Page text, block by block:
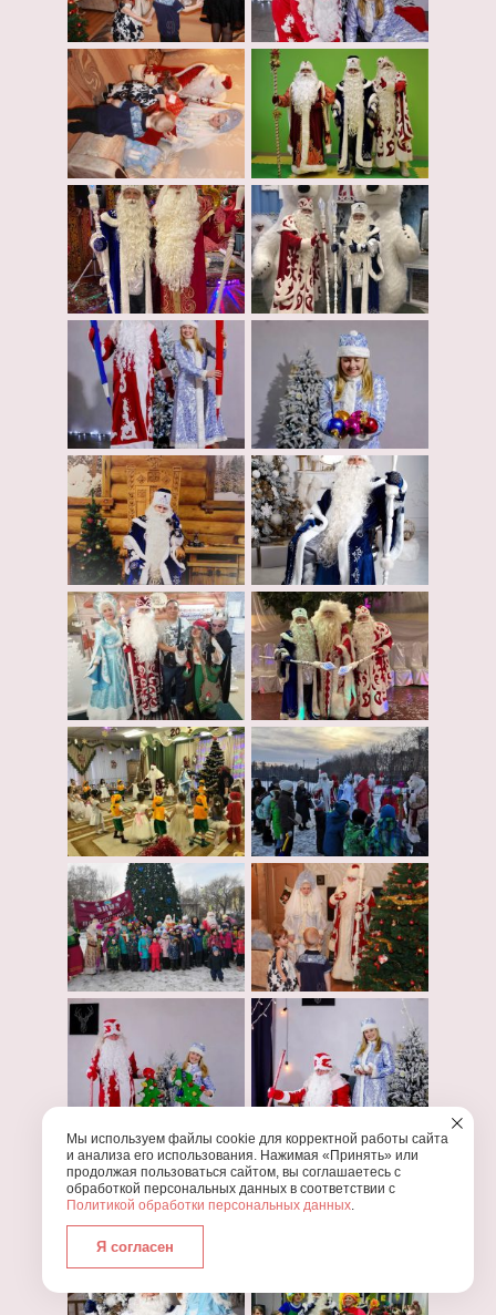
Мы используем файлы cookie для корректной работы сайта
и анализа его использования. Нажимая «Принять» или
продолжая пользоваться сайтом, вы соглашаетесь с
обработкой персональных данных в соответствии с
Политикой обработки персональных данных.
Я согласен